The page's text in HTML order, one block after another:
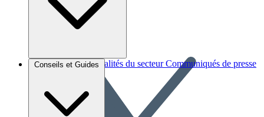
Brèves et actus Actualités du secteur Communiqués de presse
Conseils et Guides